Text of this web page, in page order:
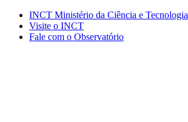
Conteúdo principal Menu principal Rodapé
INCT Ministério da Ciência e Tecnologia
Visite o INCT
Fale com o Observatório